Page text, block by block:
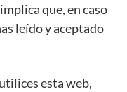
que, en caso
leído y aceptado
esta web,